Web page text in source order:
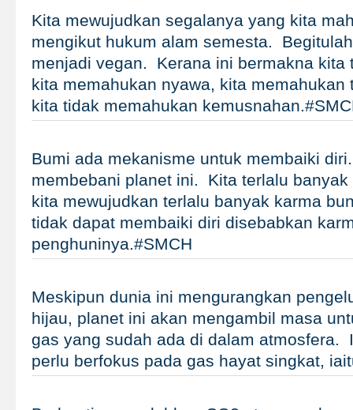
Kita mewujudkan segalanya yang kita
mengikut hukum alam semesta.
menjadi vegan. Kerana ini bermakna kita
kita memahukan nyawa, kita memahukan
kita tidak memahukan
Bumi ada mekanisme untuk membaiki
membebani planet ini. Kita terlalu banyak
kita mewujudkan terlalu banyak karma
tidak dapat membaiki diri disebabkan
penghuninya.#SMCH
Meskipun dunia ini mengurangkan
hijau, planet ini akan mengambil masa
gas yang sudah ada di dalam atmosfera.
perlu berfokus pada gas hayat singkat,